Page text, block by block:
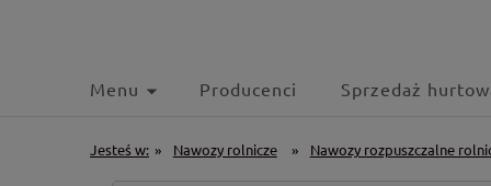
Menu Producenci Sprzedaż
Jesteś w: » Nawozy rolnicze » Nawozy rozpuszczalne